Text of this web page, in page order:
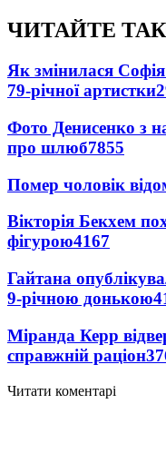
ЧИТАЙТЕ
Як змінилася
79-річної артистки
Фото Денисенко з
про шлюб7855
Помер чоловік
Вікторія Бекхем
фігурою4167
Гайтана
9-річною донькою
Міранда Керр
справжній раціон
Читати коментарі